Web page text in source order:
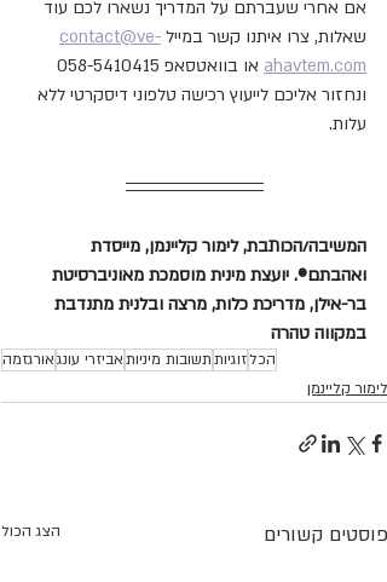
אם אחרי שעברתם על המדריך נשארו לכם עוד
שאלות, צרו איתנו קשר במייל contact@ve-
ahavtem.com
ונחזור אליכם לייעוץ רכישה טלפוני דיסקרטי ללא
עלות.
המשיבה/הכותבת, לימור קליינמן, מייסדת
ואהבתם®. יועצת מינית מוסמכת מאוניברסיטת
בר-אילן, מדריכת כלות, מרצה ובלנית מתנדבת
במקווה טהרה
הכלזוגיותתשובות מיניותאביזרי עונגאורגזמה
לימור קליינמן
פוסטים קשורים הצג הכול